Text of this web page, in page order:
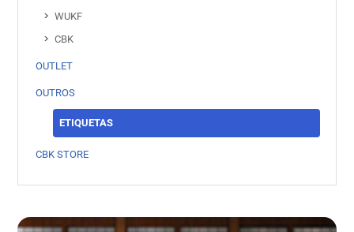
WUKF
CBK
OUTLET
OUTROS
ETIQUETAS
CBK STORE